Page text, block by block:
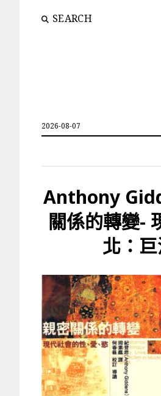
SEARCH
2026-08-07
Anthony
關係的轉變-
北：巨